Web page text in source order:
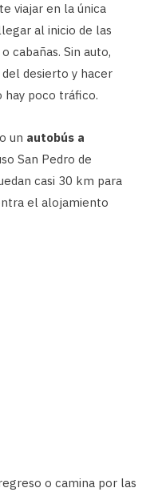
viajar en la única
al inicio de las
cabañas. Sin auto,
desierto y hacer
hay poco tráfico.
un autobús a
San Pedro de
casi 30 km para
el alojamiento
o camina por las